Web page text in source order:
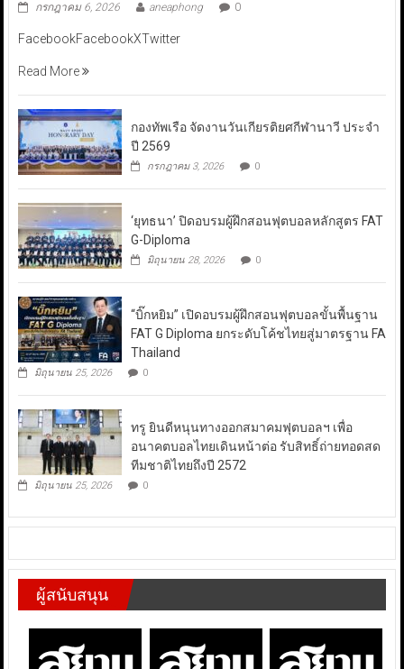
กรกฎาคม 6, 2026 aneaphong 0
FacebookFacebookXTwitter
Read More
กองทัพเรือ จัดงานวันเกียรติยศกีฬานาวี ประจำ
ปี 2569
กรกฎาคม 3, 2026 0
‘ยุทธนา’ ปิดอบรมผู้ฝึกสอนฟุตบอลหลักสูตร FAT
G-Diploma
มิถุนายน 28, 2026 0
“บิ๊กหยิม” เปิดอบรมผู้ฝึกสอนฟุตบอลขั้นพื้นฐาน
FAT G Diploma ยกระดับโค้ชไทยสู่มาตรฐาน FA
Thailand
มิถุนายน 25, 2026 0
ทรู ยินดีหนุนทางออกสมาคมฟุตบอลฯ เพื่อ
อนาคตบอลไทยเดินหน้าต่อ รับสิทธิ์ถ่ายทอดสด
ทีมชาติไทยถึงปี 2572
มิถุนายน 25, 2026 0
ผู้สนับสนุน